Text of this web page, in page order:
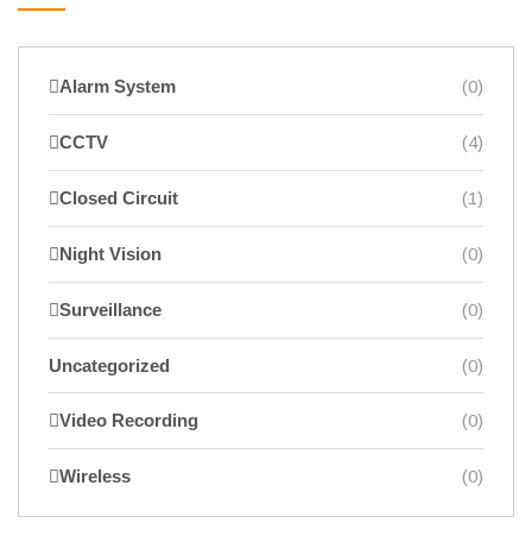
Alarm System (0)
CCTV (4)
Closed Circuit (1)
Night Vision (0)
Surveillance (0)
Uncategorized (0)
Video Recording (0)
Wireless (0)